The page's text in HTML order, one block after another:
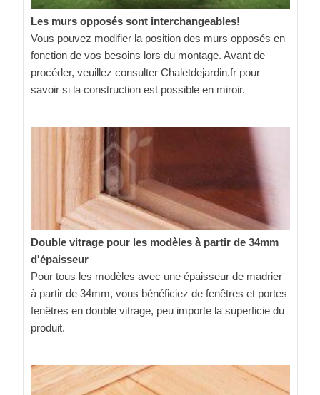
Les murs opposés sont interchangeables!
Vous pouvez modifier la position des murs opposés en
fonction de vos besoins lors du montage. Avant de
procéder, veuillez consulter Chaletdejardin.fr pour
savoir si la construction est possible en miroir.
Double vitrage pour les modèles à partir de 34mm
d'épaisseur
Pour tous les modèles avec une épaisseur de madrier
à partir de 34mm, vous bénéficiez de fenêtres et portes
fenêtres en double vitrage, peu importe la superficie du
produit.